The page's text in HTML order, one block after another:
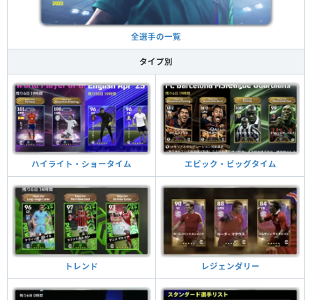
全選手の一覧
タイプ別
ハイライト・ショータイム エピック・ビッグタイム
トレンド レジェンダリー